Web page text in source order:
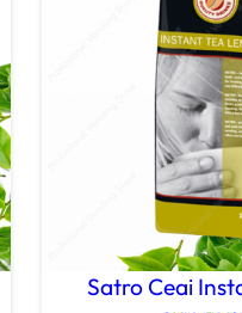
Satro Ceai